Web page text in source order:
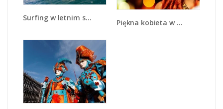
Surfing w letnim sezonie - L132
Piękna kobieta w masce - L225